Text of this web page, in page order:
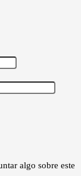
algo sobre este